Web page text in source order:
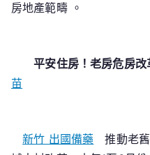
房地產範疇 。
平安住房！老房危房
苗
新竹 出國備藥 推動老舊